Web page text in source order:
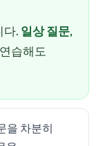
다. 일상 질문,
습해도
을 차분히